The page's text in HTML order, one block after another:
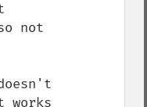
not
works